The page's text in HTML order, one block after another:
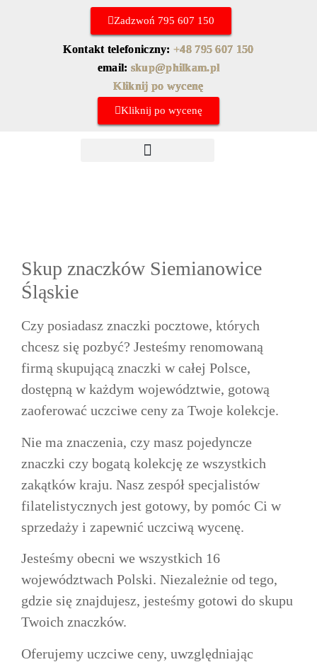
Zadzwoń 795 607 150
Kontakt telefoniczny:+48 795 607 150
email: skup@philkam.pl
Kliknij po wycenę
Kliknij po wycenę
Skup znaczków Siemianowice
Śląskie
Czy posiadasz znaczki pocztowe, których
chcesz się pozbyć? Jesteśmy renomowaną
firmą skupującą znaczki w całej Polsce,
dostępną w każdym województwie, gotową
zaoferować uczciwe ceny za Twoje kolekcje.
Nie ma znaczenia, czy masz pojedyncze
znaczki czy bogatą kolekcję ze wszystkich
zakątków kraju. Nasz zespół specjalistów
filatelistycznych jest gotowy, by pomóc Ci w
sprzedaży i zapewnić uczciwą wycenę.
Jesteśmy obecni we wszystkich 16
województwach Polski. Niezależnie od tego,
gdzie się znajdujesz, jesteśmy gotowi do skupu
Twoich znaczków.
Oferujemy uczciwe ceny, uwzględniając